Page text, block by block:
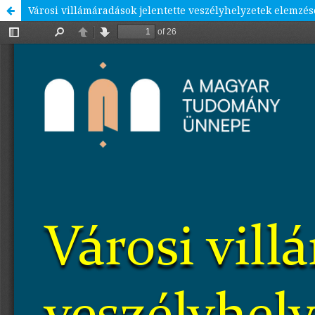
Városi villámáradások jelentette veszélyhelyzetek